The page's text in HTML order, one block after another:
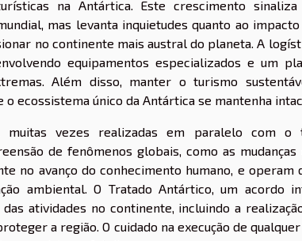
na Antártica. Este crescimento
mas levanta inquietudes quanto ao
no continente mais austral do planeta. A
equipamentos especializados e um
Além disso, manter o turismo
ecossistema único da Antártica se mantenha
muitas vezes realizadas em paralelo com o
de fenômenos globais, como as mudanças
no avanço do conhecimento humano, e
ambiental. O Tratado Antártico, um acordo
atividades no continente, incluindo a
a região. O cuidado na execução de